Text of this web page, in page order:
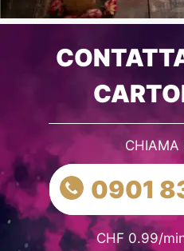
CHIAMA
0901
CHF 0.99/